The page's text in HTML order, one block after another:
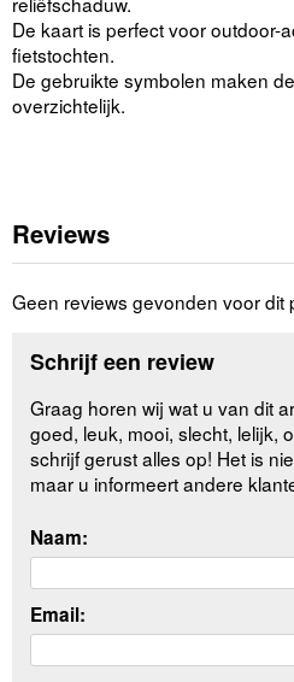
De kaart is perfect voor outdoor-
fietstochten.
De gebruikte symbolen maken
overzichtelijk.
Reviews
Geen reviews gevonden voor dit
Schrijf een review
Graag horen wij wat u van dit
goed, leuk, mooi, slecht, lelijk,
schrijf gerust alles op! Het is
maar u informeert andere
Naam:
Email: